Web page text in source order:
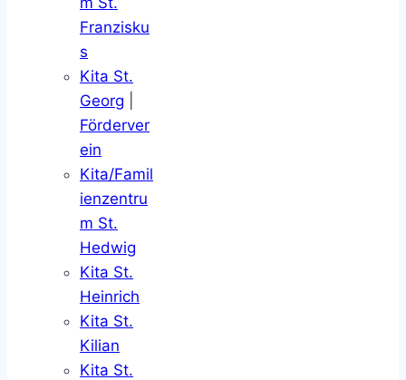
Franzisku
s
Kita St.
Georg
Förderver
ein
Kita/Famil
ienzentru
m St.
Hedwig
Kita St.
Heinrich
Kita St.
Kilian
Kita St.